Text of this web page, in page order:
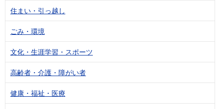
住まい・引っ越し
ごみ・環境
文化・生涯学習・スポーツ
高齢者・介護・障がい者
健康・福祉・医療